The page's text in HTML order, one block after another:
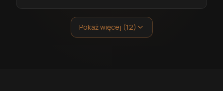
Pokaż więcej (12)